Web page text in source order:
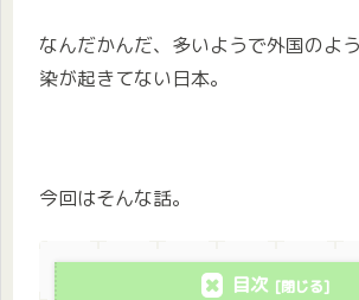
なんだかんだ、多いようで外国のよ
染が起きてない日本。
今回はそんな話。
目次